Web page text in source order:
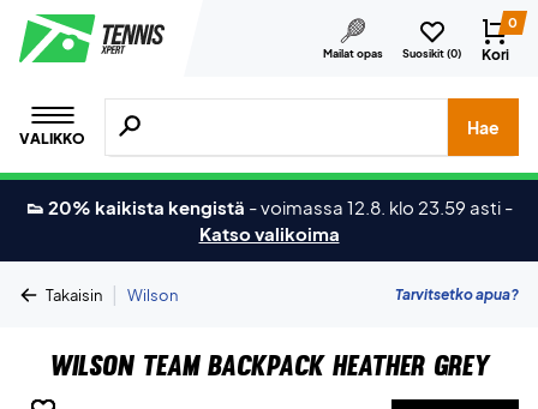
Mailat opas Suosikit (0)
0
Kori
VALIKKO
Hae tuotteita, merkkejä jne.
Hae
👟 20% kaikista kengistä -voimassa 12.8. klo 23.59 asti -
Katso valikoima
Takaisin | Wilson Tarvitsetko apua?
Wilson Team Backpack Heather Grey